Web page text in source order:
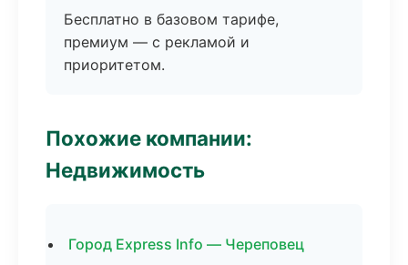
Бесплатно в базовом тарифе,
премиум — с рекламой и
приоритетом.
Похожие компании:
Недвижимость
Город Express Info — Череповец